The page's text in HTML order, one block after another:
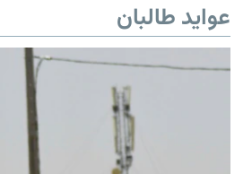
عواید طالبان